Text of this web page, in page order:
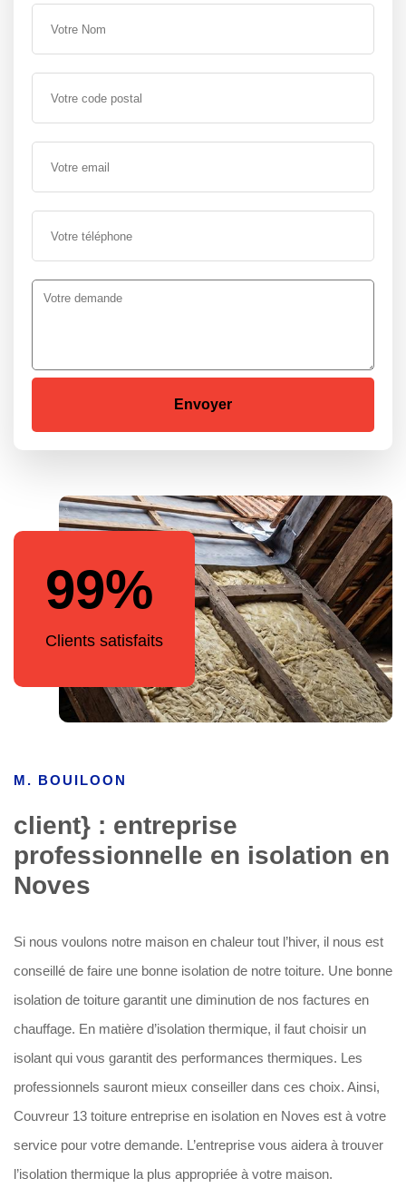
99%
Clients satisfaits
M. BOUILOON
client} : entreprise
professionnelle en isolation en
Noves
Si nous voulons notre maison en chaleur tout l’hiver, il nous est
conseillé de faire une bonne isolation de notre toiture. Une bonne
isolation de toiture garantit une diminution de nos factures en
chauffage. En matière d’isolation thermique, il faut choisir un
isolant qui vous garantit des performances thermiques. Les
professionnels sauront mieux conseiller dans ces choix. Ainsi,
Couvreur 13 toiture entreprise en isolation en Noves est à votre
service pour votre demande. L’entreprise vous aidera à trouver
l’isolation thermique la plus appropriée à votre maison.